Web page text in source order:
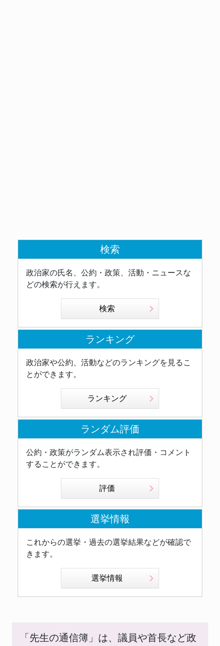
検索
政治家の氏名、公約・政策、活動・ニュースな
どの検索が行えます。
検索
ランキング
政治家や公約、活動などのランキングを見るこ
とができます。
ランキング
ランダム評価
公約・政策がランダム表示され評価・コメント
することができます。
評価
選挙情報
これからの選挙・過去の選挙結果などが確認で
きます。
選挙情報
「先生の通信簿」は、議員や首長など政